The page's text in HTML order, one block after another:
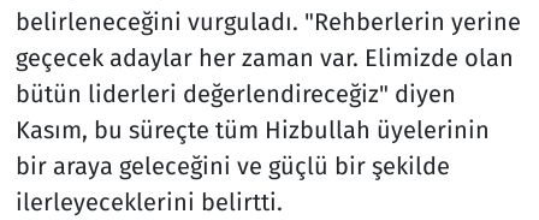
belirleneceğini vurguladı. "Rehberlerin yerine
geçecek adaylar her zaman var. Elimizde olan
bütün liderleri değerlendireceğiz" diyen
Kasım, bu süreçte tüm Hizbullah üyelerinin
bir araya geleceğini ve güçlü bir şekilde
ilerleyeceklerini belirtti.